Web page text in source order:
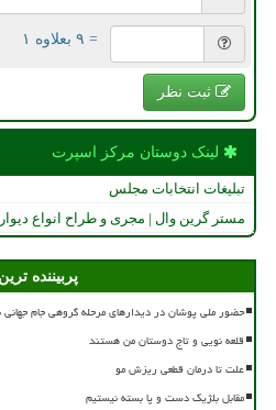
= ۹ بعلاوه ۱
ثبت نظر
لینک دوستان مركز اسپرت
تبلیغات انتخابات مجلس
مستر گرین وال | مجری و طراح انواع
پربیننده
حضور ملی پوشان در دیدارهای مرحله گروهی جام
قلعه نویی و تاج دوستان من هستند
علت تا درمان قطعی ریزش مو
مقابل بلژیک دست و پا بسته نیستیم